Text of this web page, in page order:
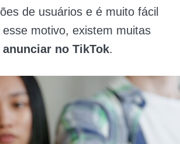
de usuários e é muito fácil
motivo, existem muitas
no TikTok.